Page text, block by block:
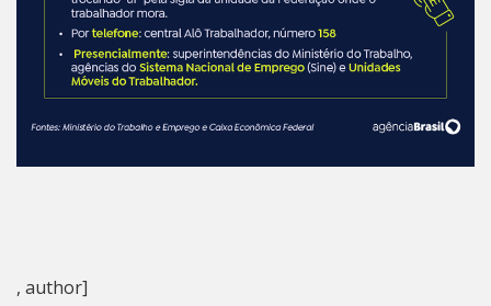
, author]